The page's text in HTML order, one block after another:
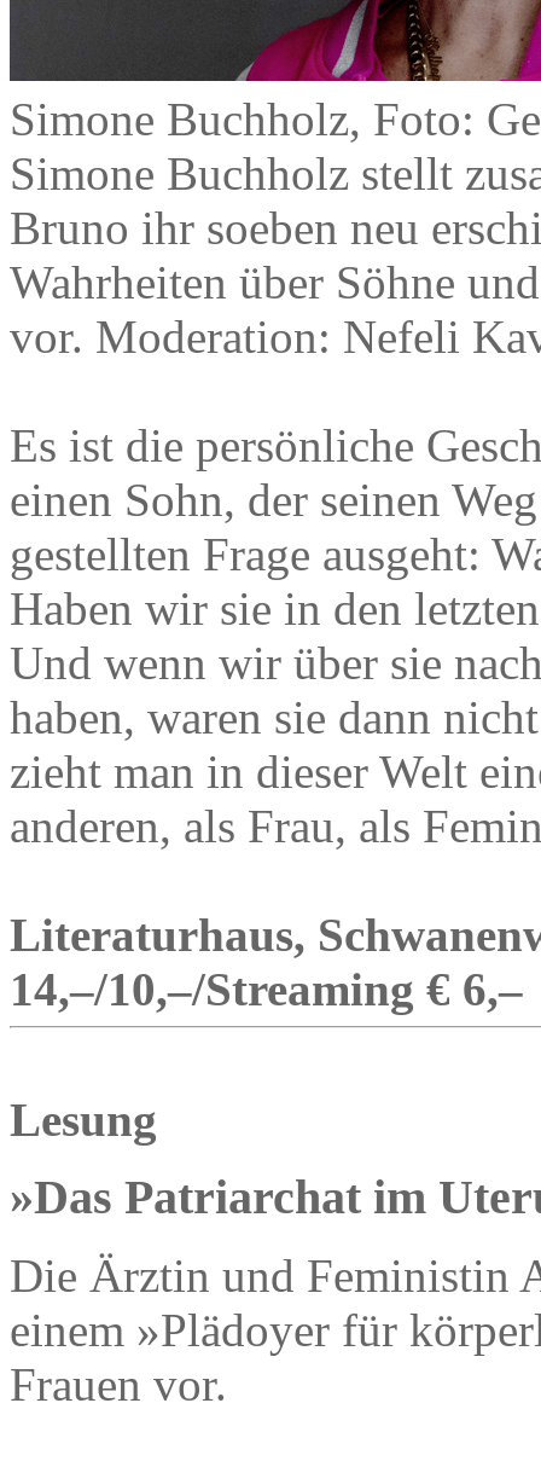
Simone Buchholz, Foto:
Simone Buchholz stellt
Bruno ihr soeben neu
Wahrheiten über Söhne
vor. Moderation: Nefeli
Es ist die persönliche
einen Sohn, der seinen
gestellten Frage ausgeht:
Haben wir sie in den
Und wenn wir über sie
haben, waren sie dann
zieht man in dieser Welt
anderen, als Frau, als
Literaturhaus,
14,–/10,–/Streaming € 6,–
Lesung
»Das Patriarchat im
Die Ärztin und Feministin
einem »Plädoyer für
Frauen vor.